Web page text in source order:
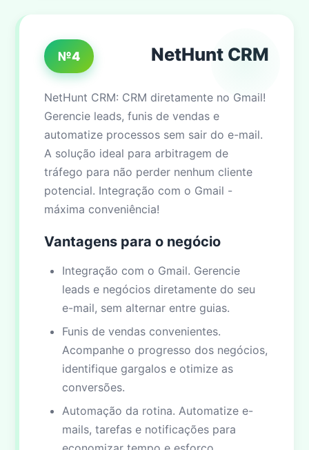
№4 NetHunt CRM
NetHunt CRM: CRM diretamente no Gmail!
Gerencie leads, funis de vendas e
automatize processos sem sair do e-mail.
A solução ideal para arbitragem de
tráfego para não perder nenhum cliente
potencial. Integração com o Gmail -
máxima conveniência!
Vantagens para o negócio
Integração com o Gmail. Gerencie
leads e negócios diretamente do seu
e-mail, sem alternar entre guias.
Funis de vendas convenientes.
Acompanhe o progresso dos negócios,
identifique gargalos e otimize as
conversões.
Automação da rotina. Automatize e-
mails, tarefas e notificações para